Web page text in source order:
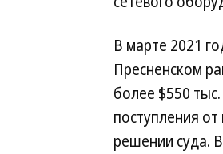
В марте 2021
Пресненском
более $550
поступления
решении суда.